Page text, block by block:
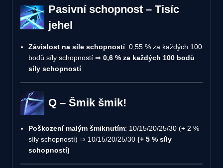
Pasivní schopnost – Tisíc
jehel
Závislost na síle schopností: 0,55 % za každých 100
bodů síly schopností ⇒ 0,6 % za každých 100 bodů
síly schopností
Q – Šmik šmik!
Poškození malým šmiknutím: 10/15/20/25/30 (+ 2 %
síly schopností) ⇒ 10/15/20/25/30 (+ 5 % síly
schopností)